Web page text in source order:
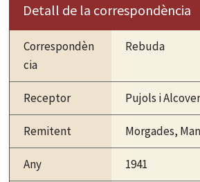
Detall de la correspondència
Correspondèn
cia
Rebuda
Receptor Pujols i
Remitent Morgades,
Any 1941